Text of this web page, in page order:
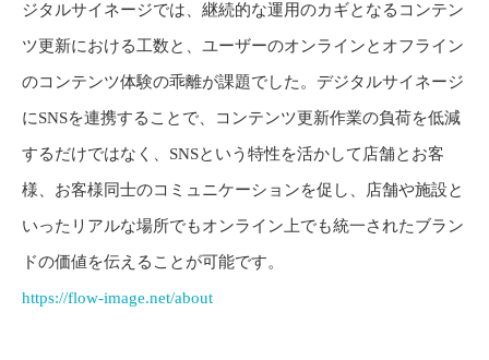
ジタルサイネージでは、継続的な運用のカギとなるコンテン
ツ更新における工数と、ユーザーのオンラインとオフライン
のコンテンツ体験の乖離が課題でした。デジタルサイネージ
にSNSを連携することで、コンテンツ更新作業の負荷を低減
するだけではなく、SNSという特性を活かして店舗とお客
様、お客様同士のコミュニケーションを促し、店舗や施設と
いったリアルな場所でもオンライン上でも統一されたブラン
ドの価値を伝えることが可能です。
https://flow-image.net/about